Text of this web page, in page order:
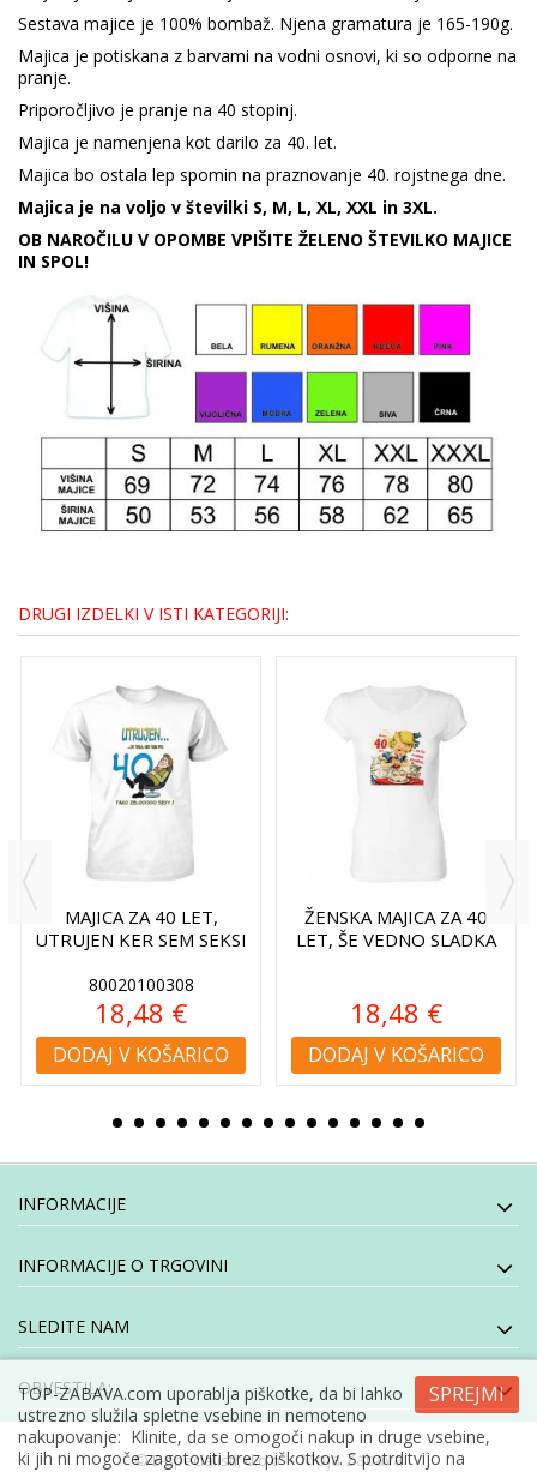
Sestava majice je 100% bombaž. Njena gramatura je 165-190g.
Majica je potiskana z barvami na vodni osnovi, ki so odporne na
pranje.
Priporočljivo je pranje na 40 stopinj.
Majica je namenjena kot darilo za 40. let.
Majica bo ostala lep spomin na praznovanje 40. rojstnega dne.
Majica je na voljo v številki S, M, L, XL, XXL in 3XL.
OB NAROČILU V OPOMBE VPIŠITE ŽELENO ŠTEVILKO MAJICE
IN SPOL!
DRUGI IZDELKI V ISTI KATEGORIJI:
MAJICA ZA 40 LET,
UTRUJEN KER SEM SEKSI
80020100308
18,48 €
DODAJ V KOŠARICO
ŽENSKA MAJICA ZA 40
LET, ŠE VEDNO SLADKA
18,48 €
DODAJ V KOŠARICO
INFORMACIJE
INFORMACIJE O TRGOVINI
SLEDITE NAM
OBVESTILA:
© E-specialisti, d.o.o- Moja Zabava
SPREJMI
TOP-ZABAVA.com uporablja piškotke, da bi lahko
ustrezno služila spletne vsebine in nemoteno
nakupovanje: Klinite, da se omogoči nakup in druge vsebine,
ki jih ni mogoče zagotoviti brez piškotkov. S potrditvijo na